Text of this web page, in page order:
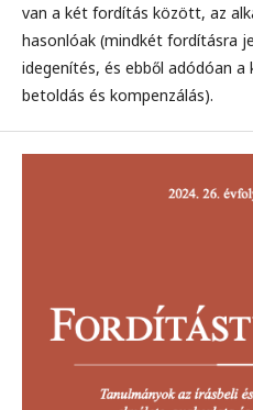
van a két fordítás között, az
hasonlóak (mindkét fordításra
idegenítés, és ebből adódóan a
betoldás és kompenzálás).